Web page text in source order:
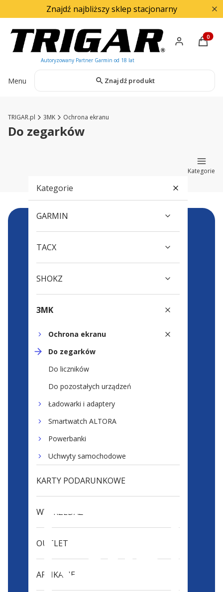
Znajdź najbliższy sklep stacjonarny
Menu Znajdź produkt
TRIGAR.pl 3MK Ochrona ekranu
Do zegarków
Kategorie
Kategorie
GARMIN
TACX
SHOKZ
3MK
Ochrona ekranu
Do zegarków
Do liczników
Do pozostałych urządzeń
Ładowarki i adaptery
Smartwatch ALTORA
Powerbanki
Uchwyty samochodowe
KARTY PODARUNKOWE
WYPRZEDAŻ
OUTLET
APLIKACJE